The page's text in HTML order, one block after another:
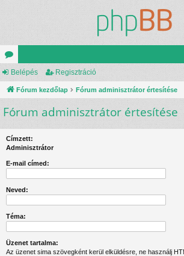
ór
u
m
Belépés Regisztráció
Fórum kezdőlap Fórum adminisztrátor értesítése
Fórum adminisztrátor értesítése
Címzett:
Adminisztrátor
E-mail címed:
Neved:
Téma:
Üzenet tartalma:
Az üzenet sima szövegként kerül elküldésre, ne használj